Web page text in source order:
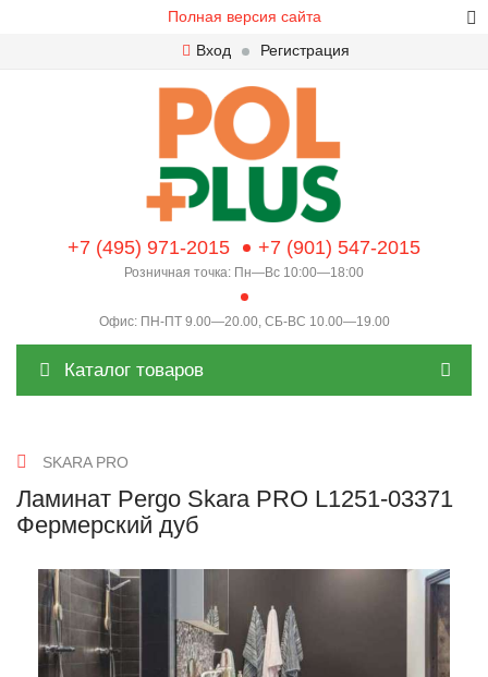
Полная версия сайта
Вход
Регистрация
+7 (495) 971-2015 +7 (901) 547-2015
Розничная точка: Пн—Вс 10:00—18:00
Офис: ПН-ПТ 9.00—20.00, СБ-ВС 10.00—19.00
Каталог товаров
SKARA PRO
Ламинат Pergo Skara PRO L1251-03371
Фермерский дуб